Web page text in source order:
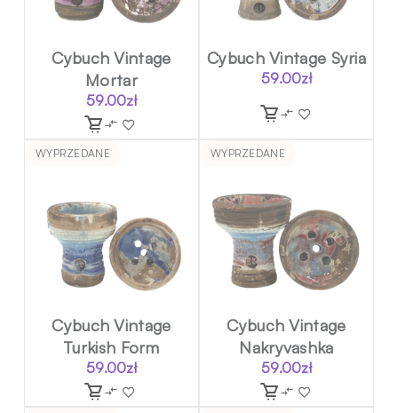
Cybuch Vintage
Mortar
59.00zł
Cybuch Vintage Syria
59.00zł
WYPRZEDANE
Cybuch Vintage
Turkish Form
59.00zł
WYPRZEDANE
Cybuch Vintage
Nakryvashka
59.00zł